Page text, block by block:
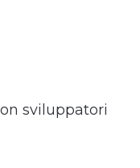
sviluppatori